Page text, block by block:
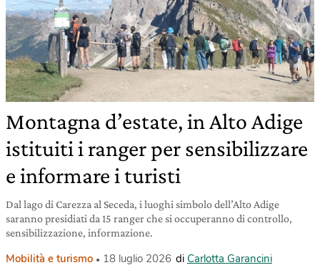
Montagna d’estate, in Alto Adige
istituiti i ranger per sensibilizzare
e informare i turisti
Dal lago di Carezza al Seceda, i luoghi simbolo dell’Alto Adige
saranno presidiati da 15 ranger che si occuperanno di controllo,
sensibilizzazione, informazione.
Mobilità e turismo 18 luglio 2026 di Carlotta Garancini